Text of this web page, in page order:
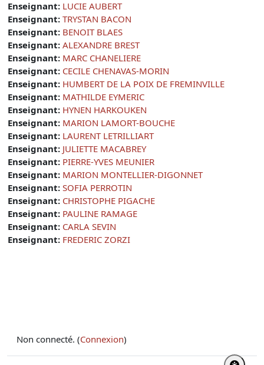
Enseignant: LUCIE AUBERT
Enseignant: TRYSTAN BACON
Enseignant: BENOIT BLAES
Enseignant: ALEXANDRE BREST
Enseignant: MARC CHANELIERE
Enseignant: CECILE CHENAVAS-MORIN
Enseignant: HUMBERT DE LA POIX DE FREMINVILLE
Enseignant: MATHILDE EYMERIC
Enseignant: HYNEN HARKOUKEN
Enseignant: MARION LAMORT-BOUCHE
Enseignant: LAURENT LETRILLIART
Enseignant: JULIETTE MACABREY
Enseignant: PIERRE-YVES MEUNIER
Enseignant: MARION MONTELLIER-DIGONNET
Enseignant: SOFIA PERROTIN
Enseignant: CHRISTOPHE PIGACHE
Enseignant: PAULINE RAMAGE
Enseignant: CARLA SEVIN
Enseignant: FREDERIC ZORZI
Non connecté. (Connexion)